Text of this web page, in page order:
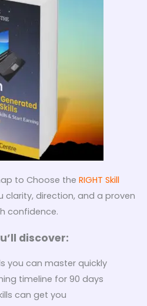
to Choose the RIGHT Skill
clarity, direction, and a proven
confidence.
discover:
you can master quickly
timeline for 90 days
can get you